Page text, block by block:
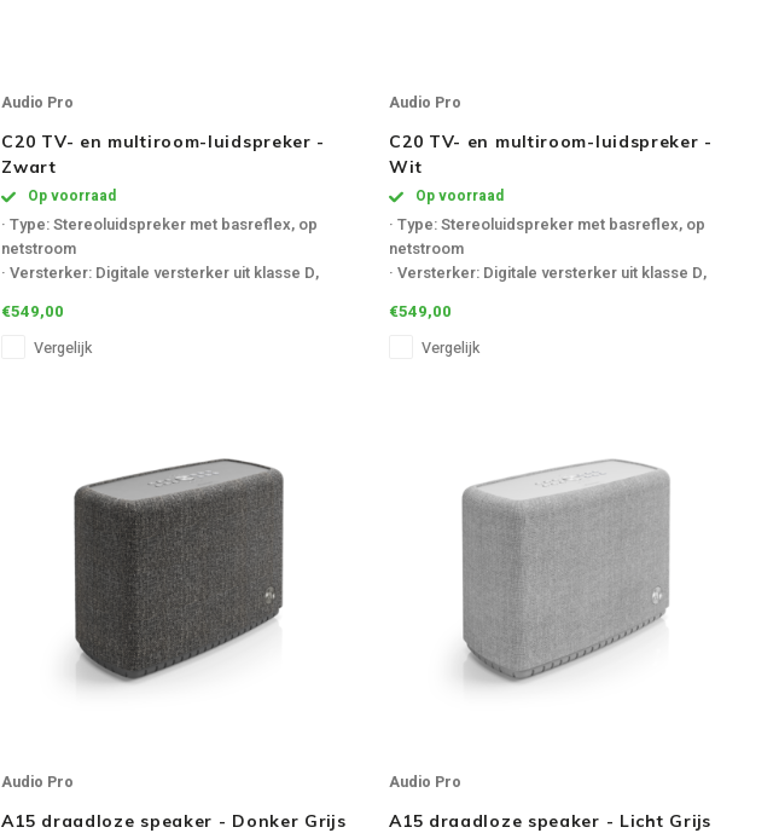
Audio Pro
C20 TV- en multiroom-luidspreker -
Zwart
Op voorraad
· Type: Stereoluidspreker met basreflex, op
netstroom
· Versterker: Digitale versterker uit klasse D,
· Ingangen: WiFi, Bluetooth 5.0, Line in, Phono
MM, Optical (PCM), ARC/TV
€549,00
Vergelijk
Audio Pro
C20 TV- en multiroom-luidspreker -
Wit
Op voorraad
· Type: Stereoluidspreker met basreflex, op
netstroom
· Versterker: Digitale versterker uit klasse D,
· Tweeter: 2 x 1"
· Woofer: 1 x 6.5"
€549,00
Vergelijk
Audio Pro
A15 draadloze speaker - Donker Grijs
Audio Pro
A15 draadloze speaker - Licht Grijs